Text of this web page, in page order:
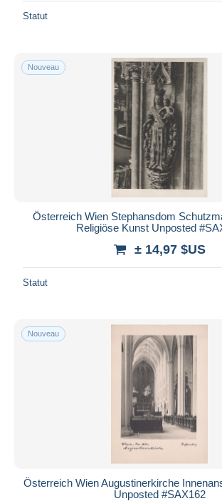
Statut
Nouveau
Österreich Wien Stephansdom
Religiöse Kunst Unposted
± 14,97 $US
Statut
Nouveau
Österreich Wien Augustinerkirche
Unposted #SAX162